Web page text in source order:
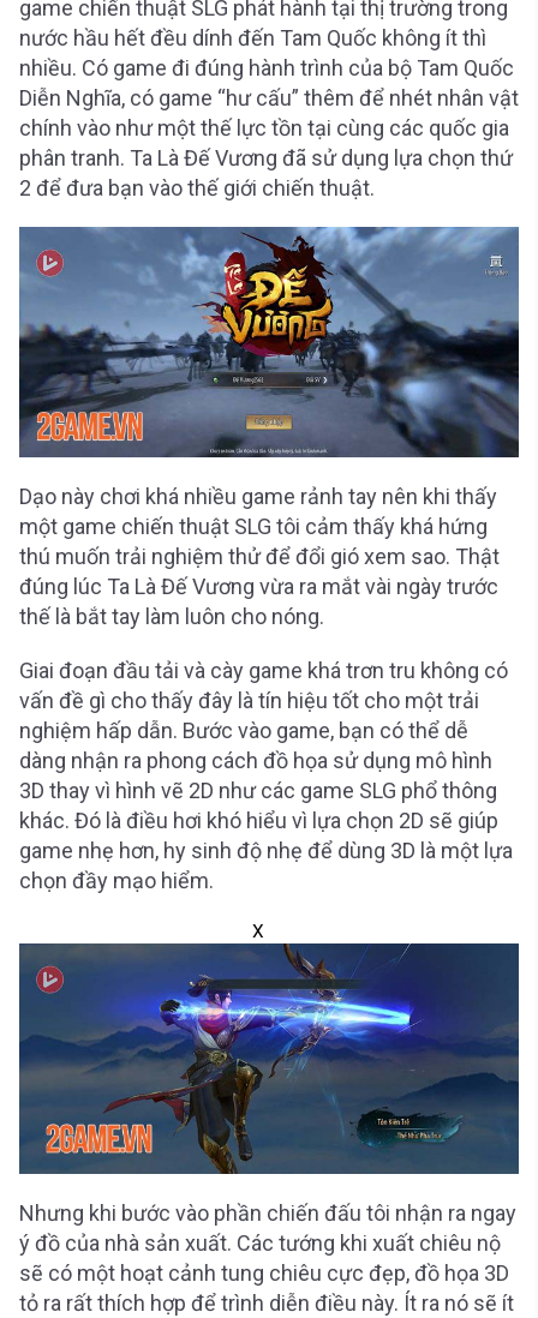
game chiến thuật SLG phát hành tại thị trường trong
nước hầu hết đều dính đến Tam Quốc không ít thì
nhiều. Có game đi đúng hành trình của bộ Tam Quốc
Diễn Nghĩa, có game “hư cấu” thêm để nhét nhân vật
chính vào như một thế lực tồn tại cùng các quốc gia
phân tranh. Ta Là Đế Vương đã sử dụng lựa chọn thứ
2 để đưa bạn vào thế giới chiến thuật.
Dạo này chơi khá nhiều game rảnh tay nên khi thấy
một game chiến thuật SLG tôi cảm thấy khá hứng
thú muốn trải nghiệm thử để đổi gió xem sao. Thật
đúng lúc Ta Là Đế Vương vừa ra mắt vài ngày trước
thế là bắt tay làm luôn cho nóng.
Giai đoạn đầu tải và cày game khá trơn tru không có
vấn đề gì cho thấy đây là tín hiệu tốt cho một trải
nghiệm hấp dẫn. Bước vào game, bạn có thể dễ
dàng nhận ra phong cách đồ họa sử dụng mô hình
3D thay vì hình vẽ 2D như các game SLG phổ thông
khác. Đó là điều hơi khó hiểu vì lựa chọn 2D sẽ giúp
game nhẹ hơn, hy sinh độ nhẹ để dùng 3D là một lựa
chọn đầy mạo hiểm.
X
Nhưng khi bước vào phần chiến đấu tôi nhận ra ngay
ý đồ của nhà sản xuất. Các tướng khi xuất chiêu nộ
sẽ có một hoạt cảnh tung chiêu cực đẹp, đồ họa 3D
tỏ ra rất thích hợp để trình diễn điều này. Ít ra nó sẽ ít